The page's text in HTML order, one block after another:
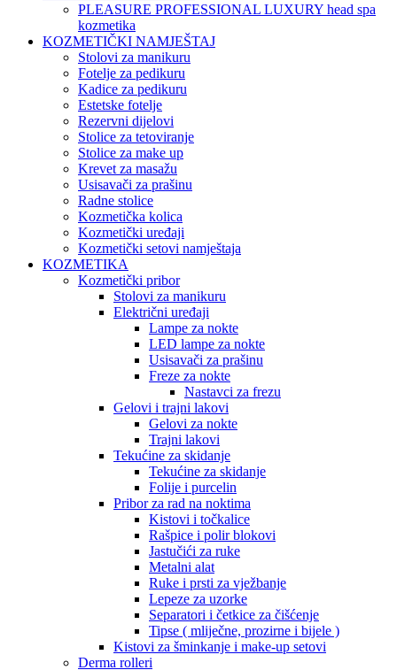
PLEASURE PROFESSIONAL LUXURY head spa
kozmetika
KOZMETIČKI NAMJEŠTAJ
Stolovi za manikuru
Fotelje za pedikuru
Kadice za pedikuru
Estetske fotelje
Rezervni dijelovi
Stolice za tetoviranje
Stolice za make up
Krevet za masažu
Usisavači za prašinu
Radne stolice
Kozmetička kolica
Kozmetički uređaji
Kozmetički setovi namještaja
KOZMETIKA
Kozmetički pribor
Stolovi za manikuru
Električni uređaji
Lampe za nokte
LED lampe za nokte
Usisavači za prašinu
Freze za nokte
Nastavci za frezu
Gelovi i trajni lakovi
Gelovi za nokte
Trajni lakovi
Tekućine za skidanje
Tekućine za skidanje
Folije i purcelin
Pribor za rad na noktima
Kistovi i točkalice
Rašpice i polir blokovi
Jastučići za ruke
Metalni alat
Ruke i prsti za vježbanje
Lepeze za uzorke
Separatori i četkice za čišćenje
Tipse ( mliječne, prozirne i bijele )
Kistovi za šminkanje i make-up setovi
Derma rolleri